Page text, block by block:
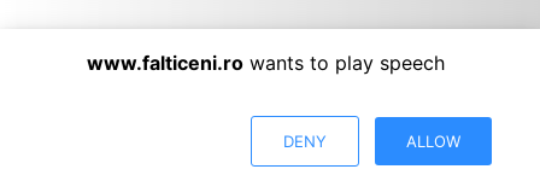
Primăria Municipiului Fălticeni
www.falticeni.rowants to play speech
DENY ALLOW